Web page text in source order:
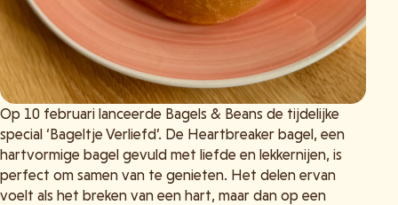
Op 10 februari lanceerde Bagels & Beans de tijdelijke
special ‘Bageltje Verliefd’. De Heartbreaker bagel, een
hartvormige bagel gevuld met liefde en lekkernijen, is
perfect om samen van te genieten. Het delen ervan
voelt als het breken van een hart, maar dan op een